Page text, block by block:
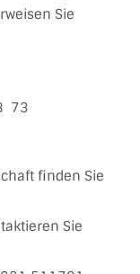
Sie
73
finden Sie
Sie